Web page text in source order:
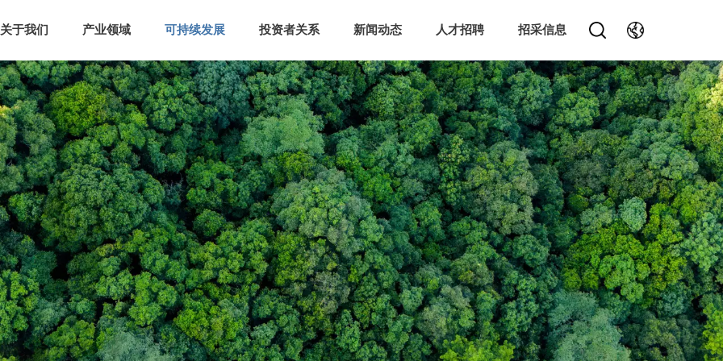
关于我们 产业领域 可持续发展 投资者关系 新闻动态 人才招聘 招采信息